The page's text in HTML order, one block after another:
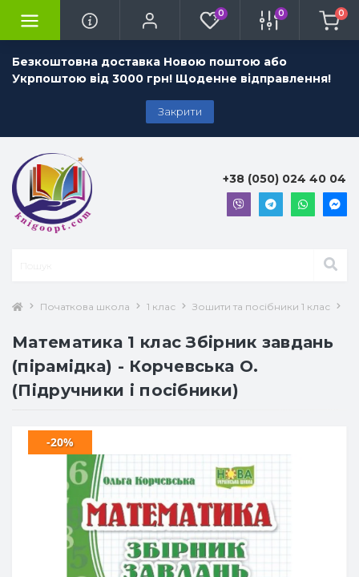
Безкоштовна доставка Новою поштою або
Укрпоштою від 3000 грн! Щоденне відправлення!
Закрити
0 0 0
+38 (050) 024 40 04
Початкова школа 1 клас Зошити та посібники 1 клас
Математика 1 клас Збірник завдань
(пірамідка) - Корчевська О.
(Підручники і посібники)
-20%